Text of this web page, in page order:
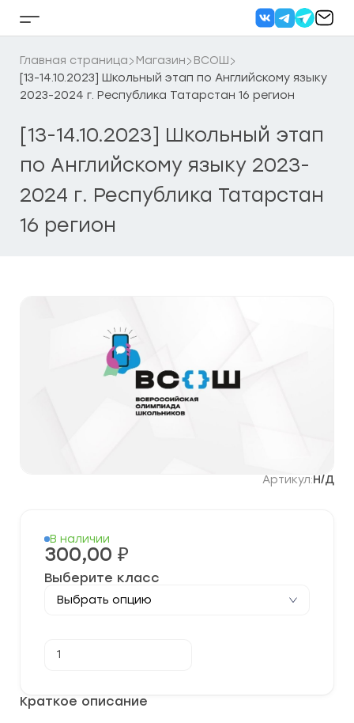
Кнопка
бокового
меню
Главная страница Магазин
ВСОШ
[13-14.10.2023] Школьный этап по Английскому языку
2023-2024 г. Республика Татарстан 16 регион
[13-14.10.2023] Школьный этап
по Английскому языку 2023-
2024 г. Республика Татарстан
16 регион
Артикул:Н/Д
Краткое описание
В наличии
300,00 ₽
Выберите класс
товара
этап